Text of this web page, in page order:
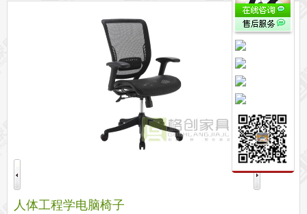
茶水柜
间隔柜 矮柜 实木文件柜
钢制文件柜
培训桌
公共区域家具系列
高铁车站候车椅
酒店公寓家具
人体工程学电脑椅子